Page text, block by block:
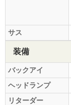
サス
装備
バックアイ
ヘッドランプ
リターダー